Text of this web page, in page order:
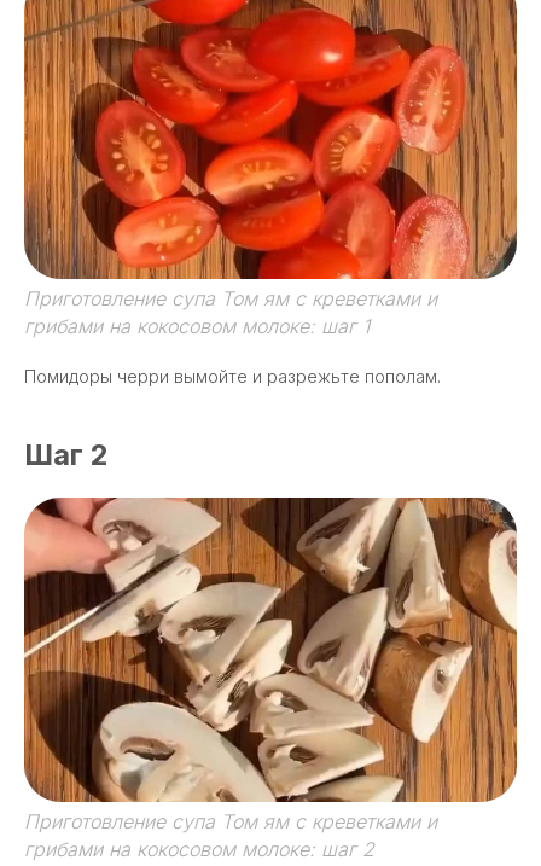
Приготовление супа Том ям с креветками и
грибами на кокосовом молоке: шаг 1
Помидоры черри вымойте и разрежьте пополам.
Шаг 2
Приготовление супа Том ям с креветками и
грибами на кокосовом молоке: шаг 2